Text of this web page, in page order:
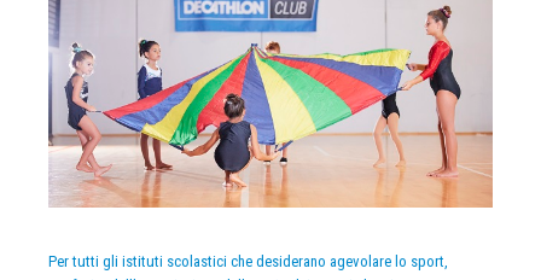
Per tutti gli istituti scolastici che desiderano agevolare lo sport,